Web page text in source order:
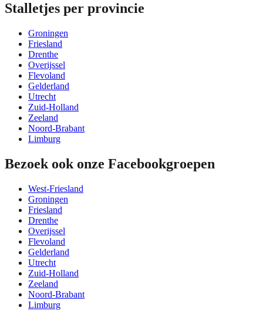
Stalletjes per provincie
Groningen
Friesland
Drenthe
Overijssel
Flevoland
Gelderland
Utrecht
Zuid-Holland
Zeeland
Noord-Brabant
Limburg
Bezoek ook onze Facebookgroepen
West-Friesland
Groningen
Friesland
Drenthe
Overijssel
Flevoland
Gelderland
Utrecht
Zuid-Holland
Zeeland
Noord-Brabant
Limburg